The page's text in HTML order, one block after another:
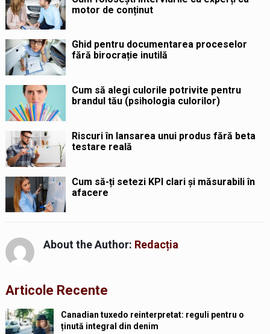
motor de conținut
Ghid pentru documentarea proceselor
fără birocrație inutilă
Cum să alegi culorile potrivite pentru
brandul tău (psihologia culorilor)
Riscuri în lansarea unui produs fără beta
testare reală
Cum să-ți setezi KPI clari și măsurabili în
afacere
About the Author: Redacția
Articole Recente
Canadian tuxedo reinterpretat: reguli pentru o
ținută integral din denim